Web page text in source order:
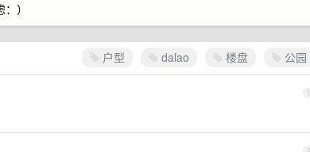
）
户型 dalao 楼盘 公园
1